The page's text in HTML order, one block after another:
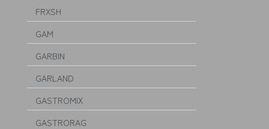
FRXSH
GAM
GARBIN
GARLAND
GASTROMIX
GASTRORAG